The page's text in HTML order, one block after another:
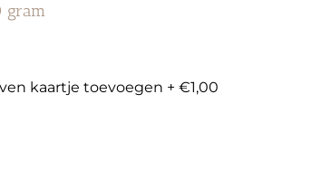
gram
kaartje toevoegen + €1,00